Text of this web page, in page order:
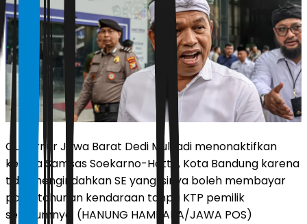
Gubernur Jawa Barat Dedi Mulyadi menonaktifkan
kepala Samsas Soekarno-Hatta, Kota Bandung karena
tidaj mengindahkan SE yang isinya boleh membayar
pajak tahunan kendaraan tanpa KTP pemilik
sebelumnya. (HANUNG HAMBARA/JAWA POS)